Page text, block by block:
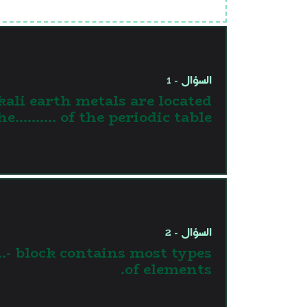
السؤال - 1
earth metals are located
of the periodic table.
السؤال - 2
block contains most types
of elements.